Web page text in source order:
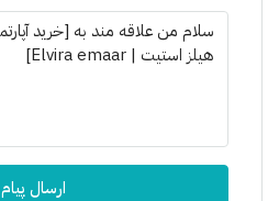
ارسال پیام